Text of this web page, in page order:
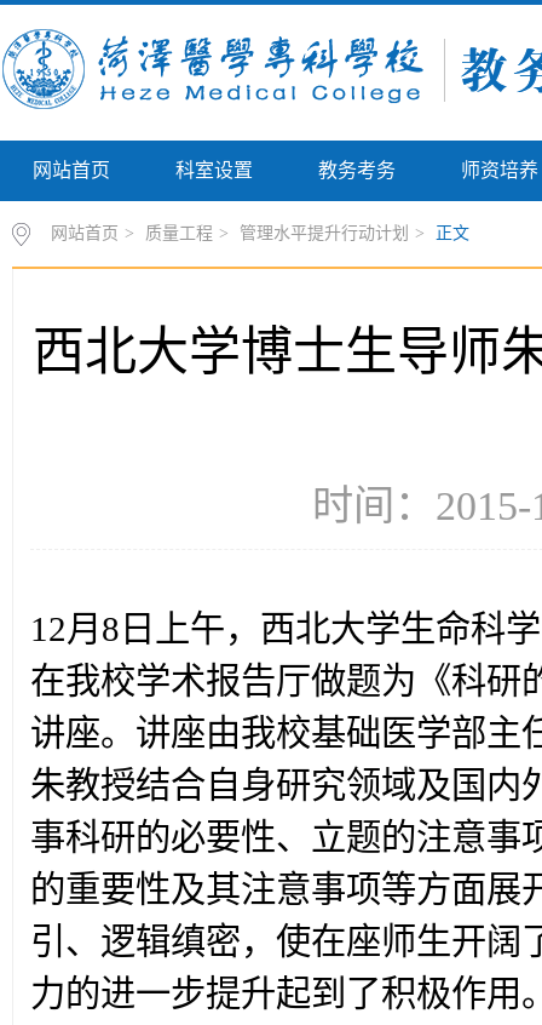
网站首页 科室设置 教务考务 师资培养
网站首页 > 质量工程 > 管理水平提升行动计划 > 正文
西北大学博士生导师
时间：
12月8日上午，西北大学生命科
在我校学术报告厅做题为《科研
讲座。讲座由我校基础医学部主
朱教授结合自身研究领域及国内
事科研的必要性、立题的注意事
的重要性及其注意事项等方面展
引、逻辑缜密，使在座师生开阔
力的进一步提升起到了积极作用